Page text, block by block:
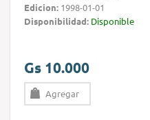
Edicion: 1998-01-01
Disponibilidad: Disponible
Gs 10.000
Agregar